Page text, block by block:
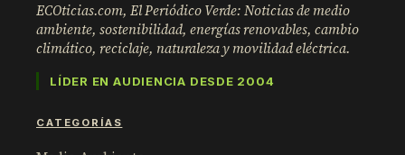
ECOticias.com, El Periódico Verde: Noticias de medio
ambiente, sostenibilidad, energías renovables, cambio
climático, reciclaje, naturaleza y movilidad eléctrica.
LÍDER EN AUDIENCIA DESDE 2004
CATEGORÍAS